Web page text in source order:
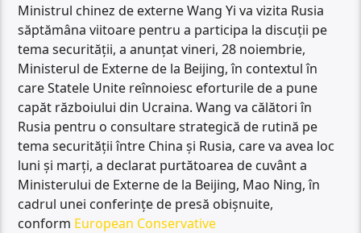
Ministrul chinez de externe Wang Yi va vizita Rusia
săptămâna viitoare pentru a participa la discuții pe
tema securității, a anunțat vineri, 28 noiembrie,
Ministerul de Externe de la Beijing, în contextul în
care Statele Unite reînnoiesc eforturile de a pune
capăt războiului din Ucraina. Wang va călători în
Rusia pentru o consultare strategică de rutină pe
tema securității între China și Rusia, care va avea loc
luni și marți, a declarat purtătoarea de cuvânt a
Ministerului de Externe de la Beijing, Mao Ning, în
cadrul unei conferințe de presă obișnuite,
conform European Conservative